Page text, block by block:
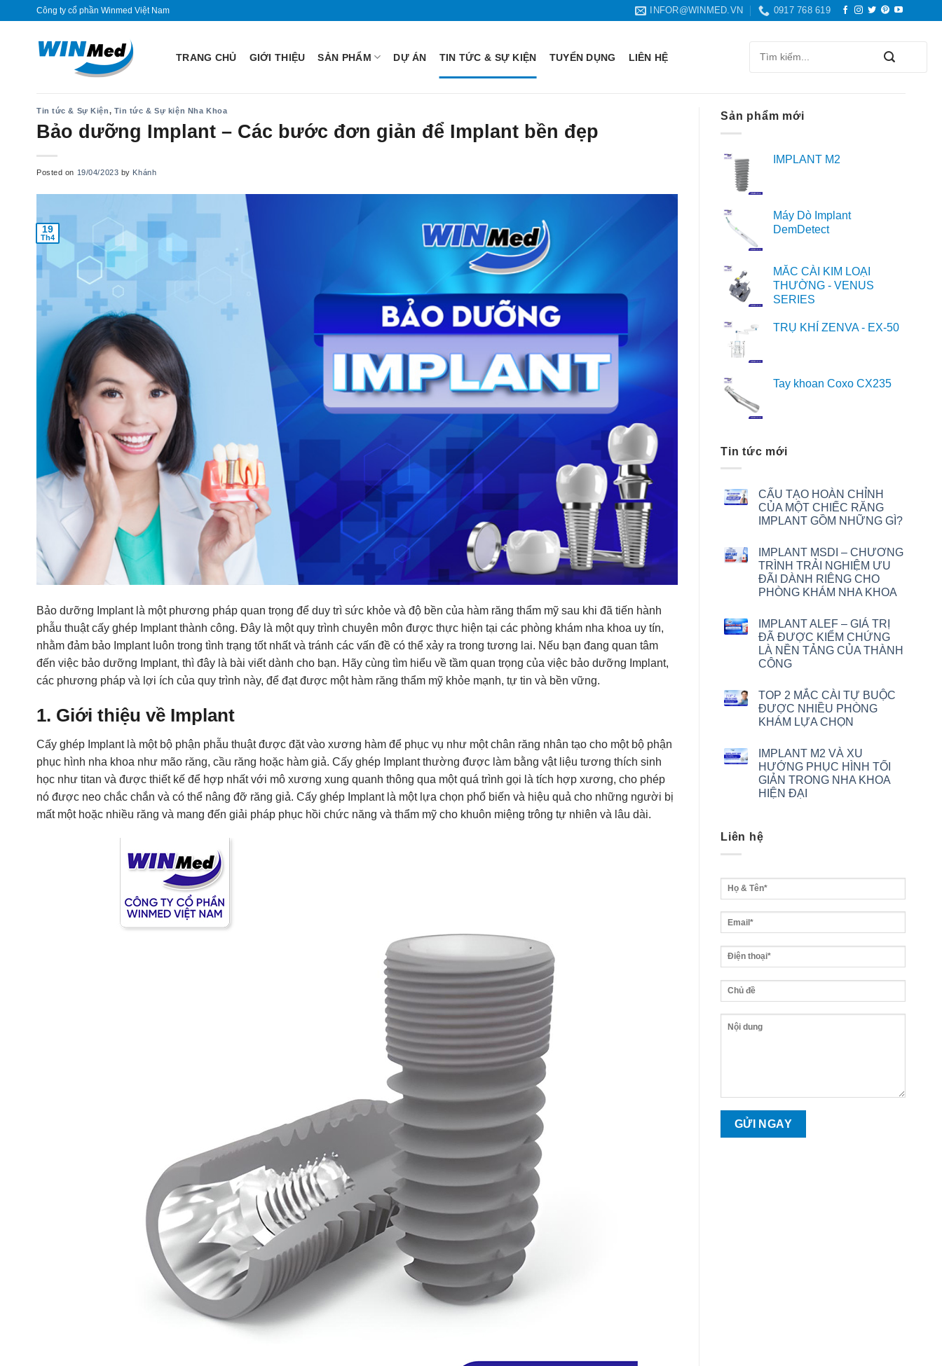
Công ty cổ phần Winmed Việt Nam INFOR@WINMED.VN 0917 768 619
TRANG CHỦ GIỚI THIỆU SẢN PHẨM DỰ ÁN TIN TỨC & SỰ KIỆN TUYỂN DỤNG LIÊN HỆ
Tin tức & Sự Kiện, Tin tức & Sự kiện Nha Khoa
Bảo dưỡng Implant – Các bước đơn giản để Implant bền đẹp
Posted on 19/04/2023 by Khánh
19
Th4
Bảo dưỡng Implant là một phương pháp quan trọng để duy trì sức khỏe và độ bền của hàm răng thẩm mỹ sau khi đã tiến hành
phẫu thuật cấy ghép Implant thành công. Đây là một quy trình chuyên môn được thực hiện tại các phòng khám nha khoa uy tín,
nhằm đảm bảo Implant luôn trong tình trạng tốt nhất và tránh các vấn đề có thể xảy ra trong tương lai. Nếu bạn đang quan tâm
đến việc bảo dưỡng Implant, thì đây là bài viết dành cho bạn. Hãy cùng tìm hiểu về tầm quan trọng của việc bảo dưỡng Implant,
các phương pháp và lợi ích của quy trình này, để đạt được một hàm răng thẩm mỹ khỏe mạnh, tự tin và bền vững.
1. Giới thiệu về Implant
Cấy ghép Implant là một bộ phận phẫu thuật được đặt vào xương hàm để phục vụ như một chân răng nhân tạo cho một bộ phận
phục hình nha khoa như mão răng, cầu răng hoặc hàm giả. Cấy ghép Implant thường được làm bằng vật liệu tương thích sinh
học như titan và được thiết kế để hợp nhất với mô xương xung quanh thông qua một quá trình gọi là tích hợp xương, cho phép
nó được neo chắc chắn và có thể nâng đỡ răng giả. Cấy ghép Implant là một lựa chọn phổ biến và hiệu quả cho những người bị
mất một hoặc nhiều răng và mang đến giải pháp phục hồi chức năng và thẩm mỹ cho khuôn miệng trông tự nhiên và lâu dài.
Sản phẩm mới
IMPLANT M2
Máy Dò Implant
DemDetect
MẮC CÀI KIM LOẠI
THƯỜNG - VENUS
SERIES
TRỤ KHÍ ZENVA - EX-50
Tay khoan Coxo CX235
Tin tức mới
CẤU TẠO HOÀN CHỈNH
CỦA MỘT CHIẾC RĂNG
IMPLANT GỒM NHỮNG GÌ?
IMPLANT MSDI – CHƯƠNG
TRÌNH TRẢI NGHIỆM ƯU
ĐÃI DÀNH RIÊNG CHO
PHÒNG KHÁM NHA KHOA
IMPLANT ALEF – GIÁ TRỊ
ĐÃ ĐƯỢC KIỂM CHỨNG
LÀ NỀN TẢNG CỦA THÀNH
CÔNG
TOP 2 MẮC CÀI TỰ BUỘC
ĐƯỢC NHIỀU PHÒNG
KHÁM LỰA CHỌN
IMPLANT M2 VÀ XU
HƯỚNG PHỤC HÌNH TỐI
GIẢN TRONG NHA KHOA
HIỆN ĐẠI
Liên hệ